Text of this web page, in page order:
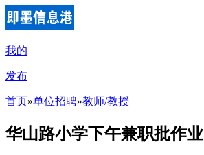
我的
发布
首页»单位招聘»教师/教授
华山路小学下午兼职批作业